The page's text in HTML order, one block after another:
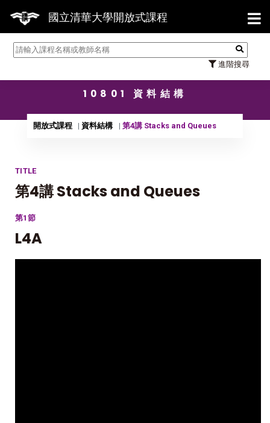
國立清華大學開放式課程
進階搜尋
【7/
10801 資料結構
開放式課程 資料結構 第4講 Stacks and Queues
TITLE
第4講 Stacks and Queues
第1節
L4A